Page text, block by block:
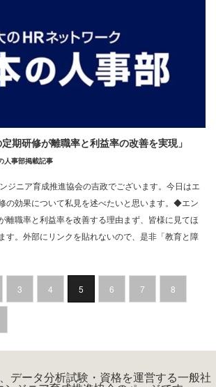
定期研修が離職率と利益率の改善を実現」
人事部掲載記事
ジニア育成推進協会の吉政でございます。今日はエ
の効果について私見を述べたいと思います。◆エン
離職率と利益率を改善する理由まず、皆様に見てほ
す。外部にリンクを貼れないので、是非「教育と障
3 4 5 6 7 8
データ分析試験・資格を運営する一般社